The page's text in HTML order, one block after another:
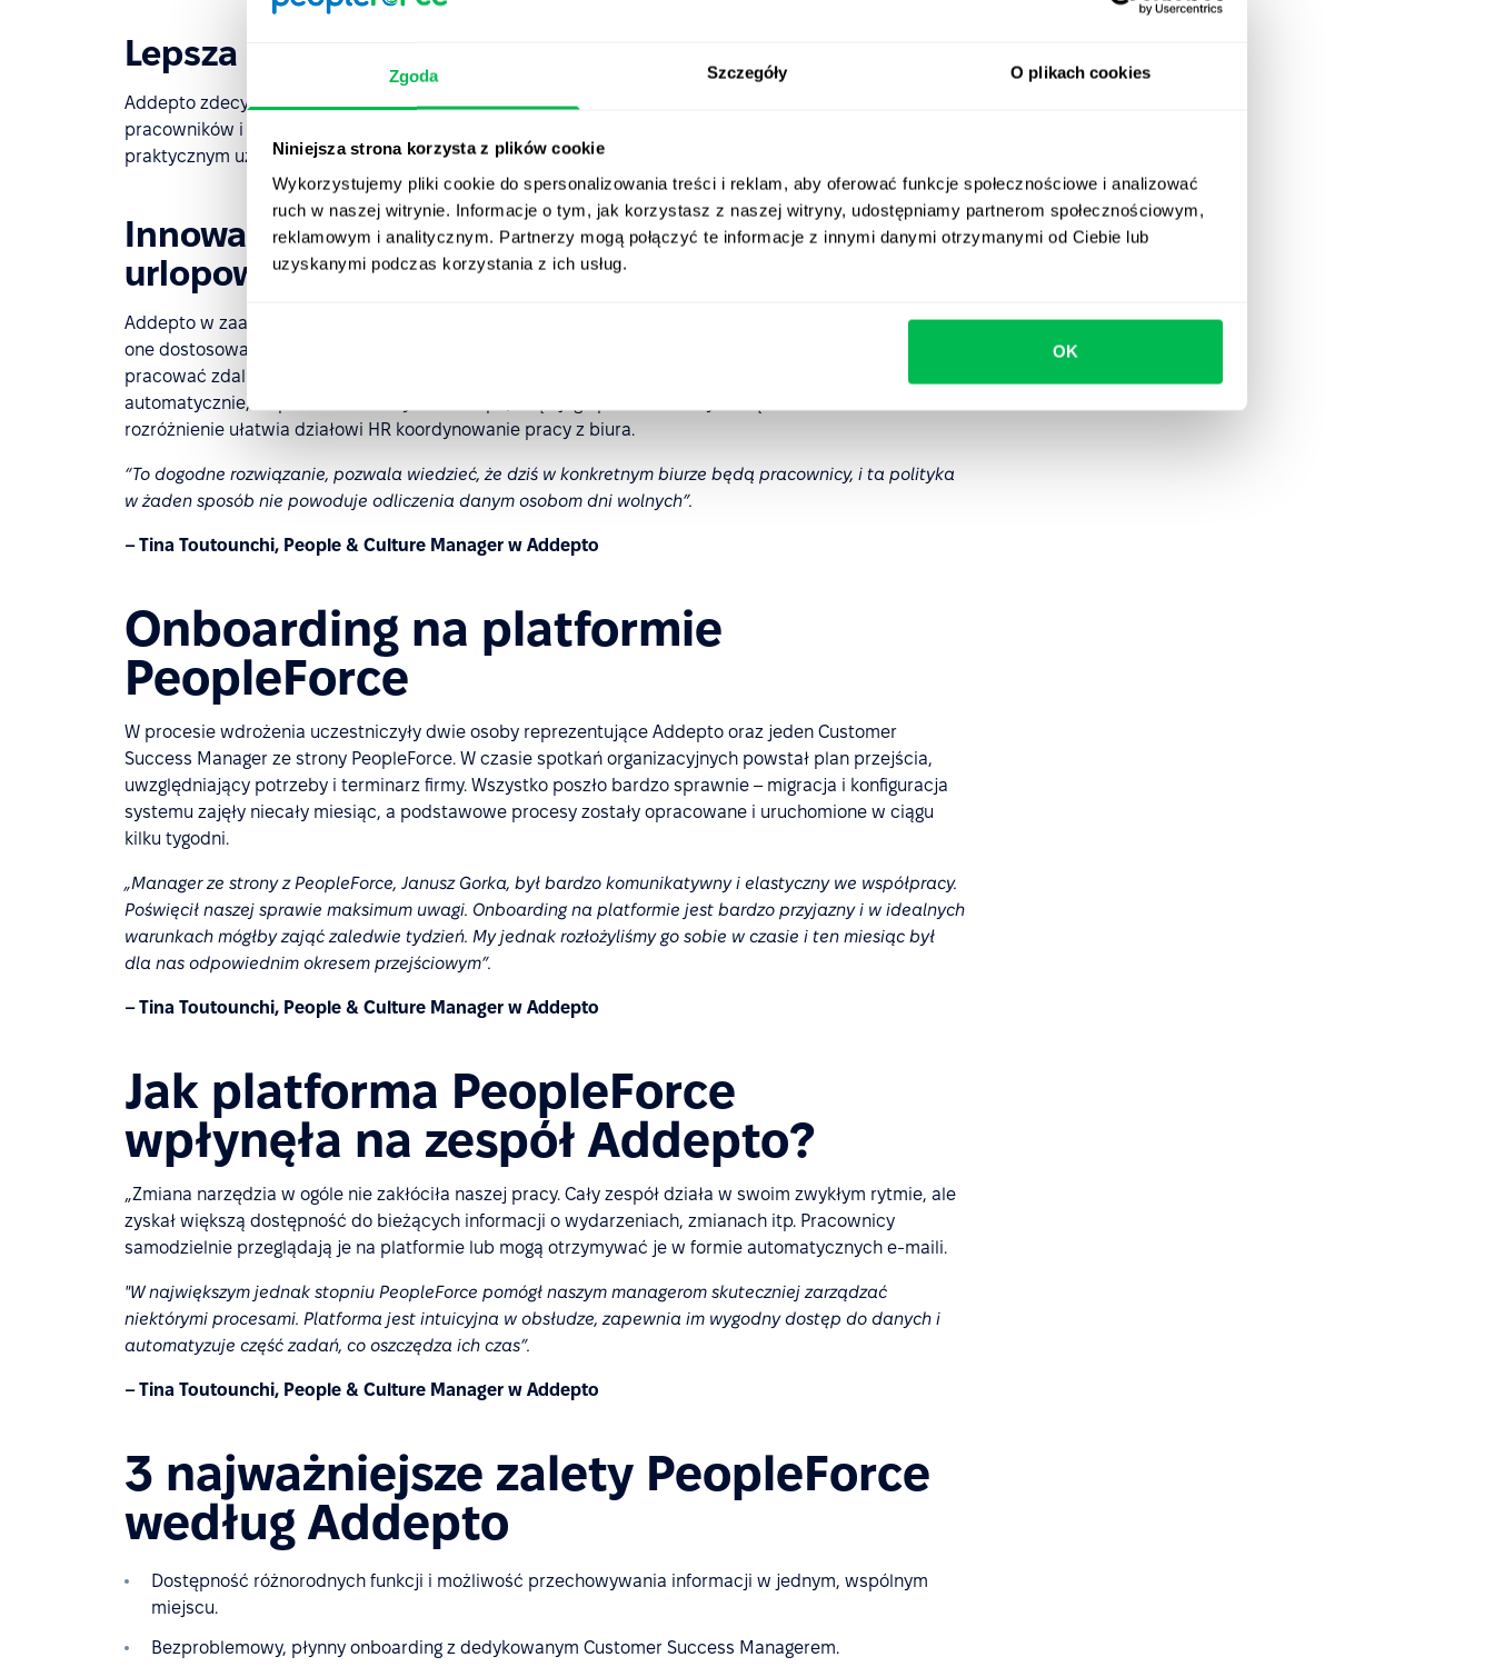
Zgoda Szczegóły O plikach cookies
Niniejsza strona korzysta z plików cookie
Wykorzystujemy pliki cookie do spersonalizowania treści i reklam, aby oferować funkcje społecznościowe i analizować
ruch w naszej witrynie. Informacje o tym, jak korzystasz z naszej witryny, udostępniamy partnerom społecznościowym,
reklamowym i analitycznym. Partnerzy mogą połączyć te informacje z innymi danymi otrzymanymi od Ciebie lub
uzyskanymi podczas korzystania z ich usług.
OK
Lepsza komunikacja i informacje zwrotne
Addepto zdecydowało się skorzystać z funkcjimodułu PeoplePerform
pracowników i managerów. Ta forma komunikacji, dyskusji i zbierania informacji zwrotnych jest w
praktycznym użyciu. Firma planuje dalszy rozwój i badanie możliwości PeoplePerform.
Innowacyjne harmonogramy pracy i polityki
urlopowe
Addepto w zaawansowany sposób korzysta z
dostępnych w PeopleForce. Zostały
one dostosowane tak, aby pracownicy samodzielnie mogli odznaczać w systemie dni, kiedy chcą
pracować zdalnie, a kiedy stacjonarnie w jednym z biur firmy. Wybór pracy zdalnej nie oznacza
automatycznie, że pracownik korzysta z urlopu, więc jego pula dni wolnych się nie zmienia. Takie
rozróżnienie ułatwia działowi HR koordynowanie pracy z biura.
“To dogodne rozwiązanie, pozwala wiedzieć, że dziś w konkretnym biurze będą pracownicy, i ta polityka
w żaden sposób nie powoduje odliczenia danym osobom dni wolnych”.
– Tina Toutounchi, People & Culture Manager w Addepto
Onboarding na platformie
PeopleForce
W procesie wdrożenia uczestniczyły dwie osoby reprezentujące Addepto oraz jeden Customer
Success Manager ze strony PeopleForce. W czasie spotkań organizacyjnych powstał plan przejścia,
uwzględniający potrzeby i terminarz firmy. Wszystko poszło bardzo sprawnie – migracja i konfiguracja
systemu zajęły niecały miesiąc, a podstawowe procesy zostały opracowane i uruchomione w ciągu
kilku tygodni.
„Manager ze strony z PeopleForce, Janusz Gorka, był bardzo komunikatywny i elastyczny we współpracy.
Poświęcił naszej sprawie maksimum uwagi. Onboarding na platformie jest bardzo przyjazny i w idealnych
warunkach mógłby zająć zaledwie tydzień. My jednak rozłożyliśmy go sobie w czasie i ten miesiąc był
dla nas odpowiednim okresem przejściowym”.
– Tina Toutounchi, People & Culture Manager w Addepto
Jak platforma PeopleForce
wpłynęła na zespół Addepto?
„Zmiana narzędzia w ogóle nie zakłóciła naszej pracy. Cały zespół działa w swoim zwykłym rytmie, ale
zyskał większą dostępność do bieżących informacji o wydarzeniach, zmianach itp. Pracownicy
samodzielnie przeglądają je na platformie lub mogą otrzymywać je w formie automatycznych e-maili.
"W największym jednak stopniu PeopleForce pomógł naszym managerom skuteczniej zarządzać
niektórymi procesami. Platforma jest intuicyjna w obsłudze, zapewnia im wygodny dostęp do danych i
automatyzuje część zadań, co oszczędza ich czas”.
– Tina Toutounchi, People & Culture Manager w Addepto
3 najważniejsze zalety PeopleForce
według Addepto
Dostępność różnorodnych funkcji i możliwość przechowywania informacji w jednym, wspólnym
miejscu.
Bezproblemowy, płynny onboarding z dedykowanym Customer Success Managerem.